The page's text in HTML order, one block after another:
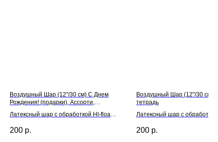
Воздушный Шар (12''/30 см) С Днем
Рождения! (подарки), Ассорти,
Латексный шар с обработкой HI-float
200 р.
Воздушный Шар (12''/30 см)
тетрадь
Латексный шар с
200 р.